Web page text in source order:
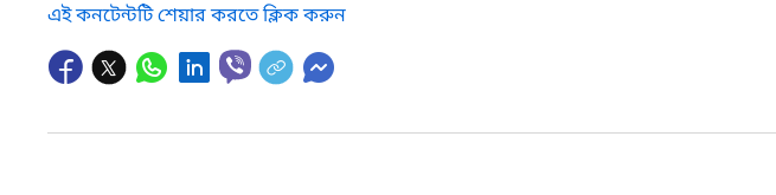
এই কনটেন্টটি শেয়ার করতে ক্লিক করুন